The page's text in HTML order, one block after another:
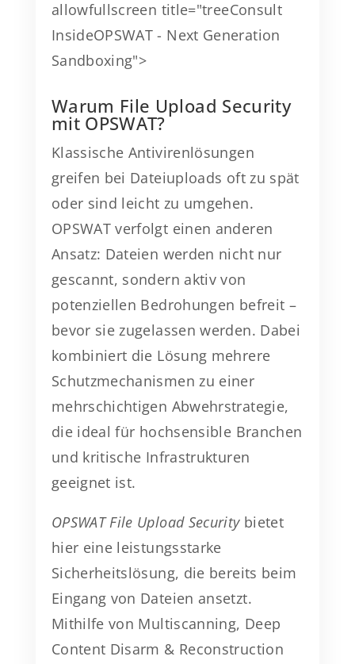
allowfullscreen title="treeConsult
InsideOPSWAT - Next Generation
Sandboxing">
Warum File Upload Security
mit OPSWAT?
Klassische Antivirenlösungen
greifen bei Dateiuploads oft zu spät
oder sind leicht zu umgehen.
OPSWAT verfolgt einen anderen
Ansatz: Dateien werden nicht nur
gescannt, sondern aktiv von
potenziellen Bedrohungen befreit –
bevor sie zugelassen werden. Dabei
kombiniert die Lösung mehrere
Schutzmechanismen zu einer
mehrschichtigen Abwehrstrategie,
die ideal für hochsensible Branchen
und kritische Infrastrukturen
geeignet ist.
OPSWAT File Upload Securitybietet
hier eine leistungsstarke
Sicherheitslösung, die bereits beim
Eingang von Dateien ansetzt.
Mithilfe von Multiscanning, Deep
Content Disarm & Reconstruction